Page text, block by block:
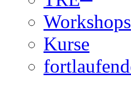
Workshops
Kurse